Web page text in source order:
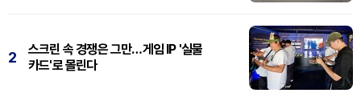
2
스크린 속 경쟁은 그만…게임 IP '실물
카드'로 몰린다